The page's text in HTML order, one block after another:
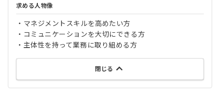
求める人物像
・マネジメントスキルを高めたい方
・コミュニケーションを大切にできる方
・主体性を持って業務に取り組める方
閉じる